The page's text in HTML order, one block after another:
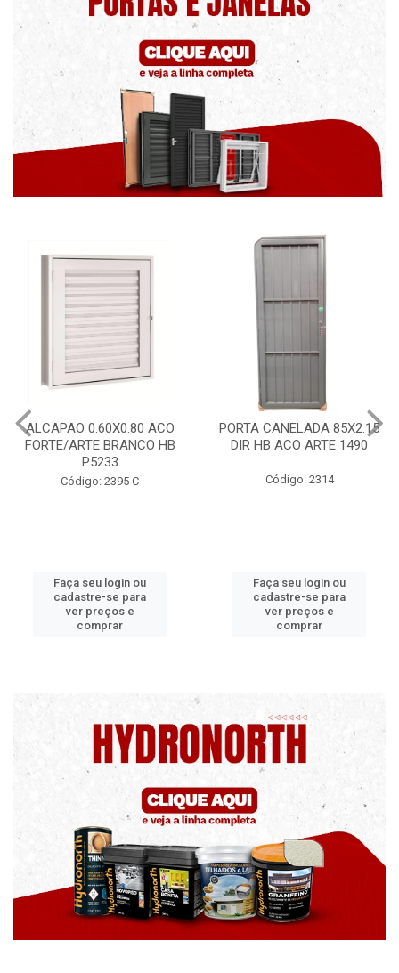
PORTA CANELADA 85X2.15
DIR HB ACO ARTE 1490
Código: 2314
Faça seu login ou
cadastre-se para
ver preços e
comprar
PORTA LAMINADA 60X215
DIR POP/MIX HB
Código: 2340
Faça seu login ou
cadastre-se para
ver preços e
comprar